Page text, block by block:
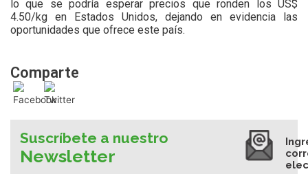
Comparte
lo que se podría esperar precios que ronden los US$
4.50/kg en Estados Unidos, dejando en evidencia las
oportunidades que ofrece este país.
Suscríbete a nuestro
Newsletter